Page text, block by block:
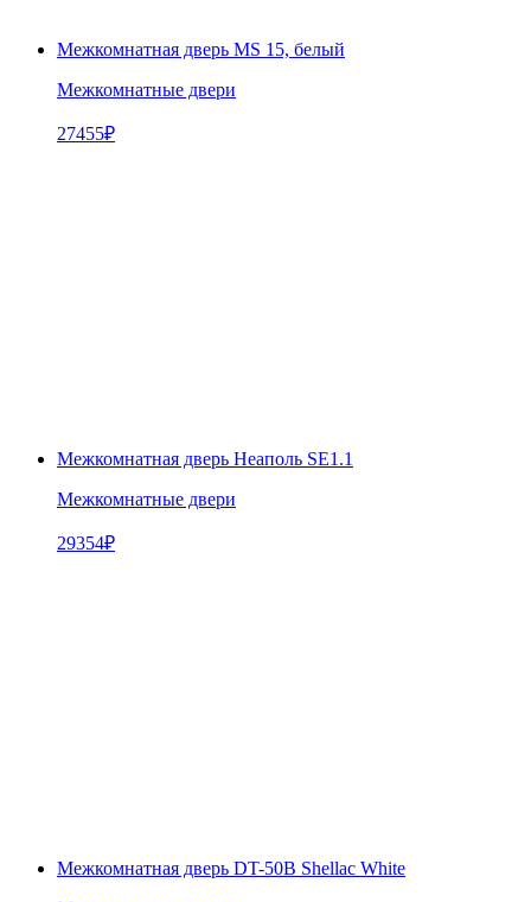
Межкомнатная дверь MS 15, белый
Межкомнатные двери
27455₽
Межкомнатная дверь Неаполь SE1.1
Межкомнатные двери
29354₽
Межкомнатная дверь DT-50В Shellac White